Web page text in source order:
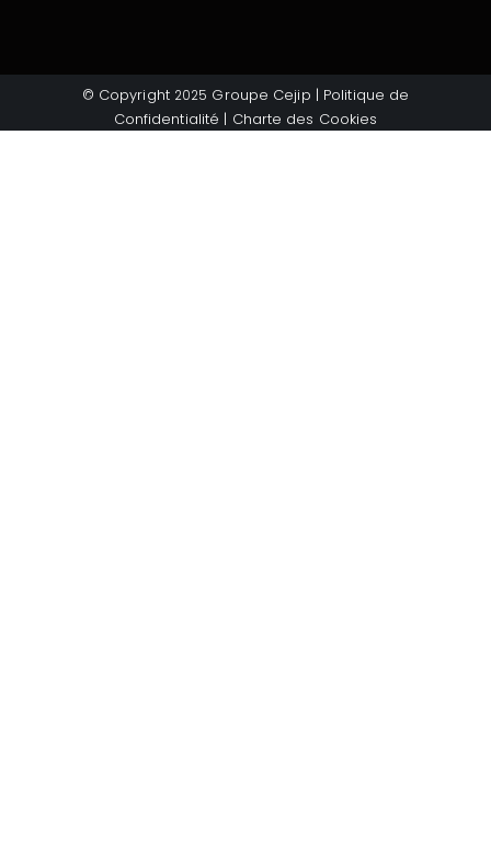
© Copyright 2025 Groupe Cejip | Politique de
Confidentialité | Charte des Cookies